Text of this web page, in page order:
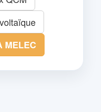
MELEC